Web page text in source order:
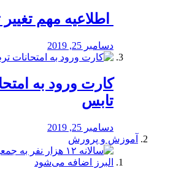
اطلاعیه مهم تغییر
دسامبر 25, 2019
کارت ورود به
تابس
دسامبر 25, 2019
آموزش و پرورش